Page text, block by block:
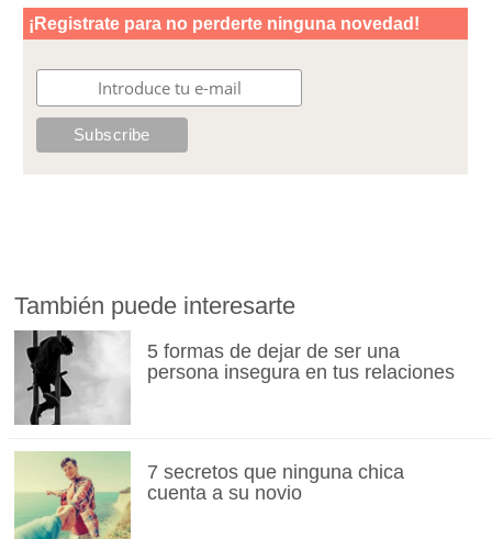
También puede interesarte
5 formas de dejar de ser una
persona insegura en tus relaciones
7 secretos que ninguna chica
cuenta a su novio